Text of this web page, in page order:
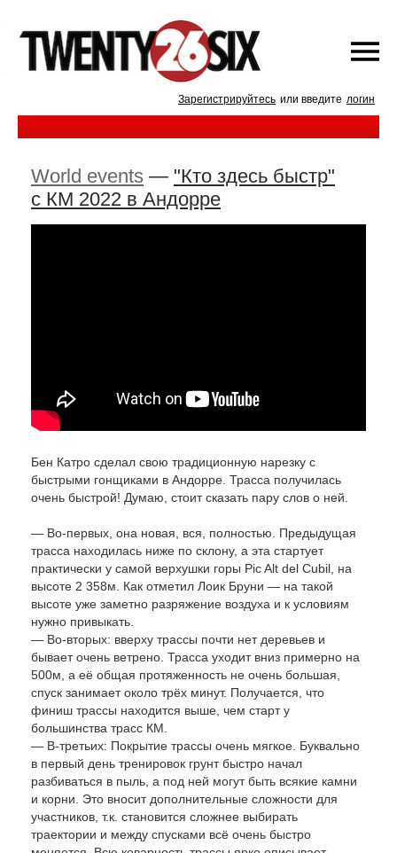
Зарегистрируйтесь или введите логин
World events — "Кто здесь быстр"
с КМ 2022 в Андорре
Бен Катро сделал свою традиционную нарезку с
быстрыми гонщиками в Андорре. Трасса получилась
очень быстрой! Думаю, стоит сказать пару слов о ней.
— Во-первых, она новая, вся, полностью. Предыдущая
трасса находилась ниже по склону, а эта стартует
практически у самой верхушки горы Pic Alt del Cubil, на
высоте 2 358м. Как отметил Лоик Бруни — на такой
высоте уже заметно разряжение воздуха и к условиям
нужно привыкать.
— Во-вторых: вверху трассы почти нет деревьев и
бывает очень ветрено. Трасса уходит вниз примерно на
500м, а её общая протяженность не очень большая,
спуск занимает около трёх минут. Получается, что
финиш трассы находится выше, чем старт у
большинства трасс КМ.
— В-третьих: Покрытие трассы очень мягкое. Буквально
в первый день тренировок грунт быстро начал
разбиваться в пыль, а под ней могут быть всякие камни
и корни. Это вносит дополнительные сложности для
участников, т.к. становится сложнее выбирать
траектории и между спусками всё очень быстро